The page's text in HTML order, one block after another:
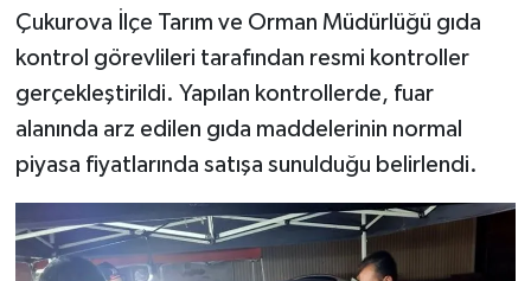
Çukurova İlçe Tarım ve Orman Müdürlüğü gıda
kontrol görevlileri tarafından resmi kontroller
gerçekleştirildi. Yapılan kontrollerde, fuar
alanında arz edilen gıda maddelerinin normal
piyasa fiyatlarında satışa sunulduğu belirlendi.